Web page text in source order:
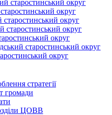
старостинський округ
округ
старостинський округ
старостинський округ
округ
старостинський округ
округ
стратегії
громади
ЦОВВ